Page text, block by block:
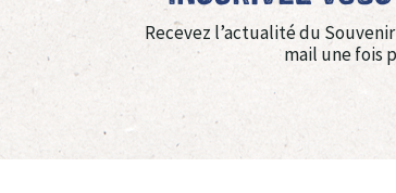
Recevez l’actualité du
mail une fois